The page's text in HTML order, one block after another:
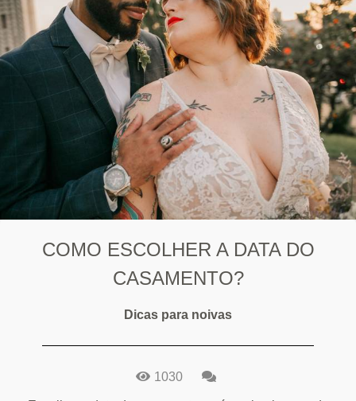
COMO ESCOLHER A DATA DO
CASAMENTO?
Dicas para noivas
1030